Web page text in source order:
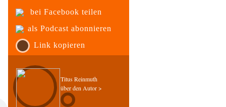
bei Facebook teilen
als Podcast abonnieren
Link kopieren
Titus Reinmuth
über den Autor >